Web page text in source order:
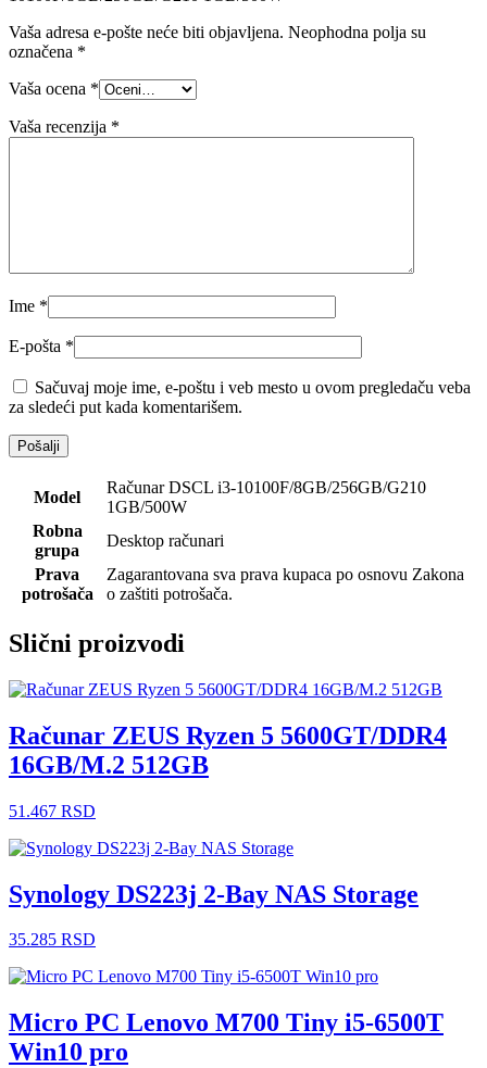
Vaša adresa e-pošte neće biti objavljena. Neophodna polja su
označena *
Vaša ocena *
Vaša recenzija *
Ime *
E-pošta *
Sačuvaj moje ime, e-poštu i veb mesto u ovom pregledaču veba
za sledeći put kada komentarišem.
Model
Računar DSCL i3-10100F/8GB/256GB/G210
1GB/500W
Robna
grupa
Desktop računari
Prava
potrošača
Zagarantovana sva prava kupaca po osnovu Zakona
o zaštiti potrošača.
Slični proizvodi
Računar ZEUS Ryzen 5 5600GT/DDR4
16GB/M.2 512GB
51.467 RSD
Synology DS223j 2-Bay NAS Storage
35.285 RSD
Micro PC Lenovo M700 Tiny i5-6500T
Win10 pro